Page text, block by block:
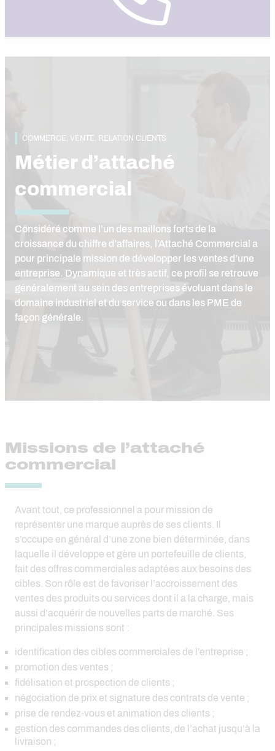
COMMERCE, VENTE, RELATION CLIENTS
Métier d’attaché
commercial
Considéré comme l’un des maillons forts de la
croissance du chiffre d’affaires, l’Attaché Commercial a
pour principale mission de développer les ventes d’une
entreprise. Dynamique et très actif, ce profil se retrouve
généralement au sein des entreprises évoluant dans le
domaine industriel et du service ou dans les PME de
façon générale.
Missions de l’attaché
commercial
Avant tout, ce professionnel a pour mission de
représenter une marque auprès de ses clients. Il
s’occupe en général d’une zone bien déterminée, dans
laquelle il développe et gère un portefeuille de clients,
fait des offres commerciales adaptées aux besoins des
cibles. Son rôle est de favoriser l’accroissement des
ventes des produits ou services dont il a la charge, mais
aussi d’acquérir de nouvelles parts de marché. Ses
principales missions sont :
identification des cibles commerciales de l’entreprise ;
promotion des ventes ;
fidélisation et prospection de clients ;
négociation de prix et signature des contrats de vente ;
prise de rendez-vous et animation des clients ;
gestion des commandes des clients, de l’achat jusqu’à la
livraison ;